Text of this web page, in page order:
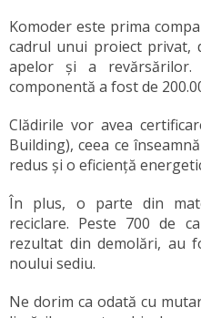
Komoder este prima
cadrul unui proiect privat,
apelor și a revărsărilor.
componentă a fost de
Clădirile vor avea
Building), ceea ce
redus și o eficiență
În plus, o parte din
reciclare. Peste 700 de
rezultat din demolări, au
noului sediu.
Ne dorim ca odată cu